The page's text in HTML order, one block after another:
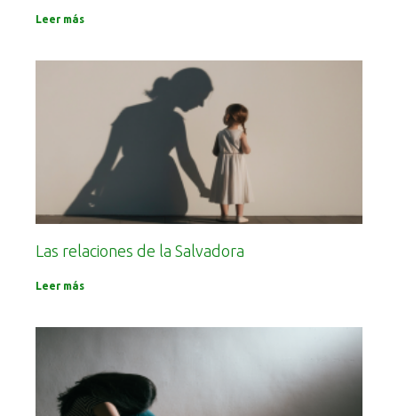
Leer más
Las relaciones de la Salvadora
Leer más